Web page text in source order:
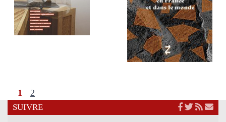
1 2
SUIVRE